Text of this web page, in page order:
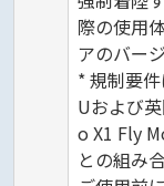
際の使用
アのバー
* 規制要
Uおよび
o X1 Fly
との組み